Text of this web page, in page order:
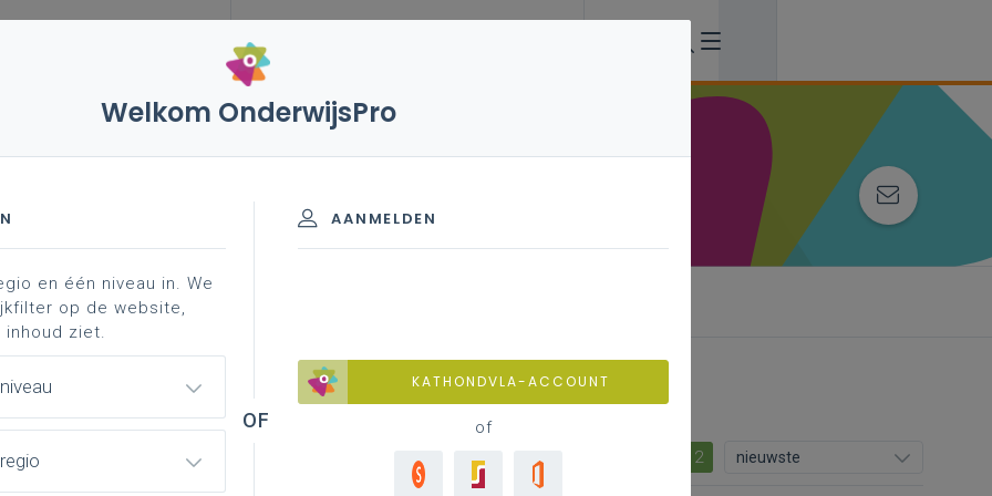
vakken en leerplannen 3de graad
A-finaliteit
achtergrond
12 nieuwste
Welkom OnderwijsPro
AANMELDEN
KATHONDVLA-ACCOUNT
of
en één niveau in. We
op de website,
ziet.